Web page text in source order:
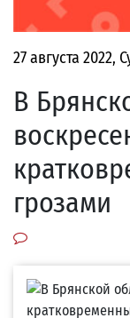
27 августа 2022,
В
грозами